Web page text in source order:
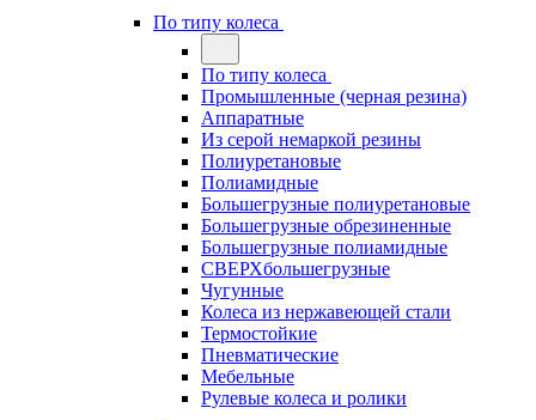
По типу колеса
По типу колеса
Промышленные (черная резина)
Аппаратные
Из серой немаркой резины
Полиуретановые
Полиамидные
Большегрузные полиуретановые
Большегрузные обрезиненные
Большегрузные полиамидные
СВЕРХбольшегрузные
Чугунные
Колеса из нержавеющей стали
Термостойкие
Пневматические
Мебельные
Рулевые колеса и ролики